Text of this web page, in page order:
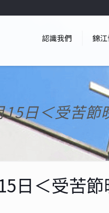
認識我們 錦
日＜受苦節
日＜受苦